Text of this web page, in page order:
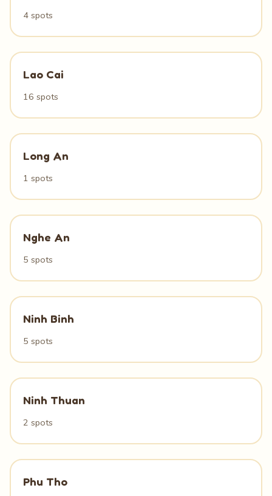
4 spots
Lao Cai
16 spots
Long An
1 spots
Nghe An
5 spots
Ninh Binh
5 spots
Ninh Thuan
2 spots
Phu Tho